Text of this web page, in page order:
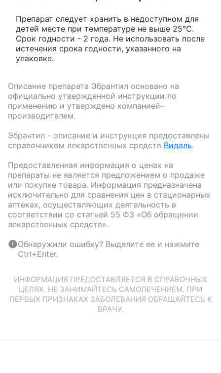
Препарат следует хранить в недоступном для
детей месте при температуре не выше 25°С.
Срок годности - 2 года. Не использовать после
истечения срока годности, указанного на
упаковке.
Описание препарата Эбрантил основано на
официально утвержденной инструкции по
применению и утверждено компанией–
производителем.
Эбрантил - описание и инструкция предоставлены
справочником лекарственных средств Видаль.
Предоставленная информация о ценах на
препараты не является предложением о продаже
или покупке товара. Информация предназначена
исключительно для сравнения цен в стационарных
аптеках, осуществляющих деятельность в
соответствии со статьей 55 ФЗ «Об обращении
лекарственных средств».
Обнаружили ошибку? Выделите ее и нажмите
Ctrl+Enter.
ИНФОРМАЦИЯ ПРЕДОСТАВЛЯЕТСЯ В СПРАВОЧНЫХ
ЦЕЛЯХ. НЕ ЗАНИМАЙТЕСЬ САМОЛЕЧЕНИЕМ. ПРИ
ПЕРВЫХ ПРИЗНАКАХ ЗАБОЛЕВАНИЯ ОБРАЩАЙТЕСЬ К
ВРАЧУ.